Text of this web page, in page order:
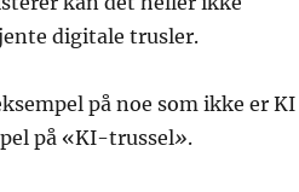
digitale trusler.
på noe som ikke er KI
på «KI-trussel».